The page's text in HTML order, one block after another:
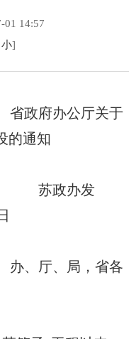
01 14:57
小]
厅关于
的通知
发
办、厅、局，省各